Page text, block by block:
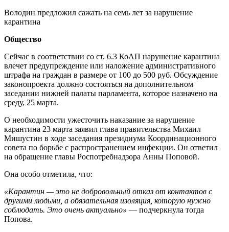
Володин предложил сажать на семь лет за нарушение
карантина
Общество
Сейчас в соответствии со ст. 6.3 КоАП нарушение карантина
влечет предупреждение или наложение административного
штрафа на граждан в размере от 100 до 500 руб. Обсуждение
законопроекта должно состояться на дополнительном
заседании нижней палаты парламента, которое назначено на
среду, 25 марта.
О необходимости ужесточить наказание за нарушение
карантина 23 марта заявил глава правительства Михаил
Мишустин в ходе заседания президиума Координационного
совета по борьбе с распространением инфекции. Он ответил
на обращение главы Роспотребнадзора Анны Поповой.
Она особо отметила, что:
«Карантин — это не добровольный отказ от контактов с
другими людьми, а обязательная изоляция, которую нужно
соблюдать. Это очень актуально» — подчеркнула тогда
Попова.